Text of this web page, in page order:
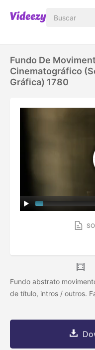
Fundo De
Cinematográfico
Gráfica) 1780
Fundo abstrato
de título, intros / outros.